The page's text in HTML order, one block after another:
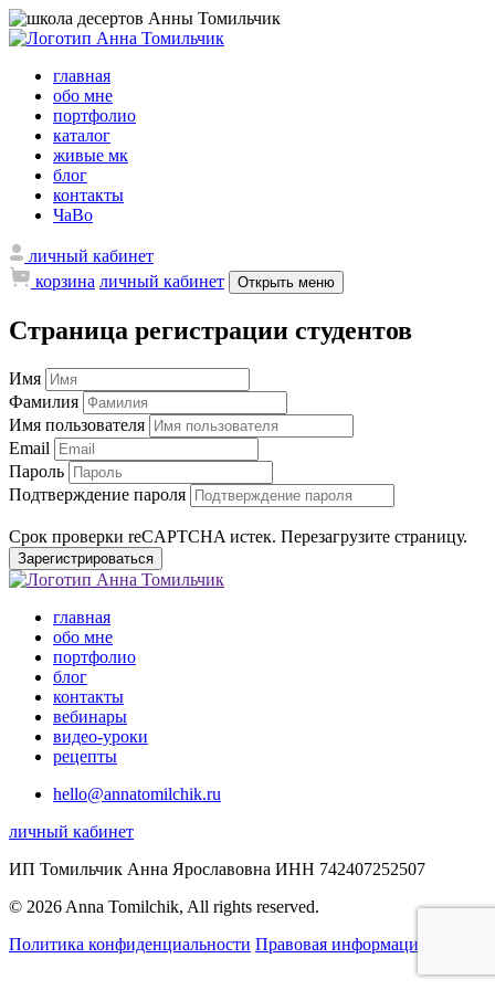
главная
обо мне
портфолио
каталог
живые мк
блог
контакты
ЧаВо
личный кабинет
корзина личный кабинет Открыть меню
Страница регистрации студентов
Имя
Фамилия
Имя пользователя
Email
Пароль
Подтверждение пароля
Срок проверки reCAPTCHA истек. Перезагрузите страницу.
Зарегистрироваться
главная
обо мне
портфолио
блог
контакты
вебинары
видео-уроки
рецепты
hello@annatomilchik.ru
личный кабинет
ИП Томильчик Анна Ярославовна ИНН 742407252507
© 2026 Anna Tomilchik, All rights reserved.
Политика конфиденциальности Правовая информация